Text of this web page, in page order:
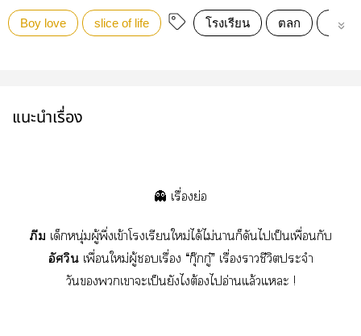
Boy love slice of life โรงเรียน ตลก
แนะนำเรื่อง
👻 เรื่องย่อ
ภีม เด็กหนุ่มผู้พึ่งเข้าโเรียนใหม่ได้ไม่าก็ดันไเป็นเพื่อนกับ
อัศวิน เพื่อนใหม่ผู้เรื่อง “กุ๊กกู๋” เรื่องาชีวิตประจำ
วันเาะเป็นยังไต้องไอ่านแล้วแะ !